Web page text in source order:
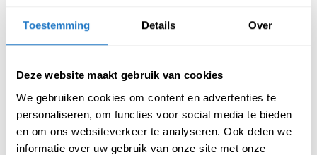
Toestemming Details Over
Deze website maakt gebruik van cookies
We gebruiken cookies om content en advertenties te
personaliseren, om functies voor social media te bieden
en om ons websiteverkeer te analyseren. Ook delen we
informatie over uw gebruik van onze site met onze
Reviews van klanten
Beschrijving Specificatie